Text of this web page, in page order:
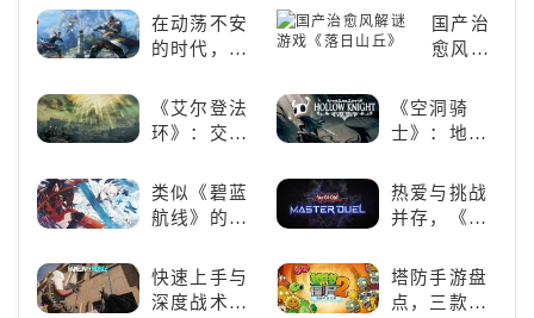
球》
的足
球类
推
荐！
赢得
世界
吧！
HIGH!!》手
游还原经典
名场面
在动荡不安
的时代，踏
国产治
愈风解
《落日
山丘》
《艾尔登法
环》：交界
奇与魂系新
巅峰
《空洞骑
士》：地下
探索与极致
冒险
类似《碧蓝
航线》的养
养成你的梦
想！
热爱与挑战
并存，《游
决斗》，牌
佬都爱玩的
快速上手与
深度战术兼
塔防手游盘
点，三款不